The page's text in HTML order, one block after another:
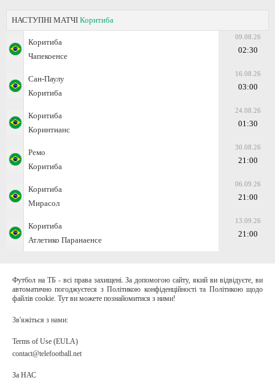
НАСТУПНІ МАТЧІ Коритиба
Коритиба
Чапекоенсе
09.08.26
02:30
Сан-Паулу
Коритиба
16.08.26
03:00
Коритиба
Коринтианс
24.08.26
01:30
Ремо
Коритиба
30.08.26
21:00
Коритиба
Мирасол
06.09.26
21:00
Коритиба
Атлетико Паранаенсе
13.09.26
21:00
Футбол на ТБ - всі права захищені. За допомогою сайту, який ви відвідуєте, ви
автоматично погоджуєтеся з Політикою конфіденційності та Політикою щодо
файлів cookie. Тут ви можете познайомитися з ними!
Зв'яжіться з нами:
Terms of Use (EULA)
contact@telefootball.net
За НАС